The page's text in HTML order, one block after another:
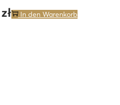
zł In den Warenkorb